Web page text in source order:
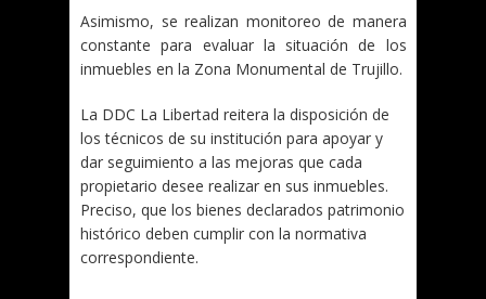
Asimismo, se realizan monitoreo de manera
constante para evaluar la situación de los
inmuebles en la Zona Monumental de Trujillo.
La DDC La Libertad reitera la disposición de
los técnicos de su institución para apoyar y
dar seguimiento a las mejoras que cada
propietario desee realizar en sus inmuebles.
Preciso, que los bienes declarados patrimonio
histórico deben cumplir con la normativa
correspondiente.